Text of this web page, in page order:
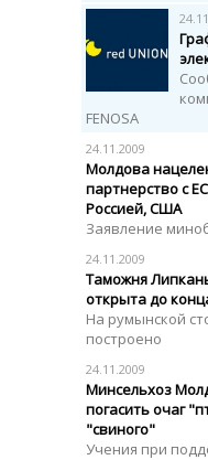
FENOSA
24.11.2009
Молдова
партнерство с
Россией, США
Заявление
24.11.2009
Таможня
открыта до
На румынской
построено
24.11.2009
Минсельхоз
погасить очаг
"свиного"
Учения при